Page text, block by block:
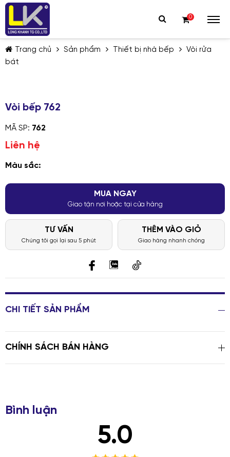
0
Trang chủ Sản phẩm Thiết bị nhà bếp
Vòi rửa
bát
Vòi bếp 762
MÃ SP: 762
Liên hệ
Màu sắc:
MUA NGAY
Giao tận nơi hoặc tại cửa hàng
TƯ VẤN
Chúng tôi gọi lại sau 5 phút
THÊM VÀO GIỎ
Giao hàng nhanh chóng
CHI TIẾT SẢN PHẨM
CHÍNH SÁCH BÁN HÀNG
Bình luận
5.0